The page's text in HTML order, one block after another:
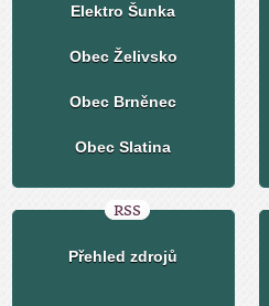
Elektro Šunka
Obec Želivsko
Obec Brněnec
Obec Slatina
RSS
Přehled zdrojů